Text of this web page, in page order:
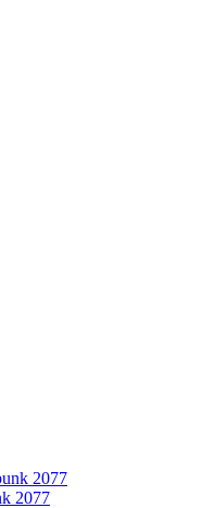
2077